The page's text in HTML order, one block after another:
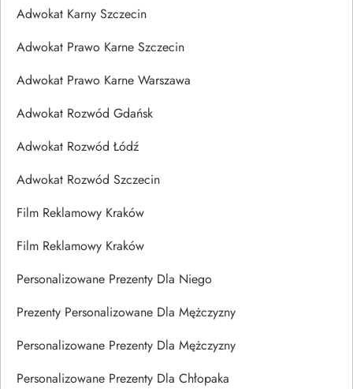
Adwokat Karny Szczecin
Adwokat Prawo Karne Szczecin
Adwokat Prawo Karne Warszawa
Adwokat Rozwód Gdańsk
Adwokat Rozwód Łódź
Adwokat Rozwód Szczecin
Film Reklamowy Kraków
Film Reklamowy Kraków
Personalizowane Prezenty Dla Niego
Prezenty Personalizowane Dla Mężczyzny
Personalizowane Prezenty Dla Mężczyzny
Personalizowane Prezenty Dla Chłopaka